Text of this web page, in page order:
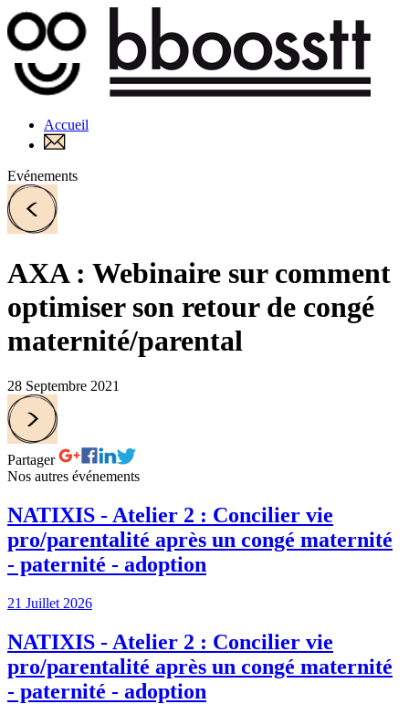
Accueil
Evénements
AXA : Webinaire sur comment
optimiser son retour de congé
maternité/parental
28 Septembre 2021
Partager
Nos autres événements
NATIXIS - Atelier 2 : Concilier vie
pro/parentalité après un congé maternité
- paternité - adoption
21 Juillet 2026
NATIXIS - Atelier 2 : Concilier vie
pro/parentalité après un congé maternité
- paternité - adoption